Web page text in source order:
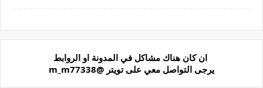
ان كان هناك مشاكل في المدونة او الروابط
يرجى التواصل معي على تويتر @m_m77338